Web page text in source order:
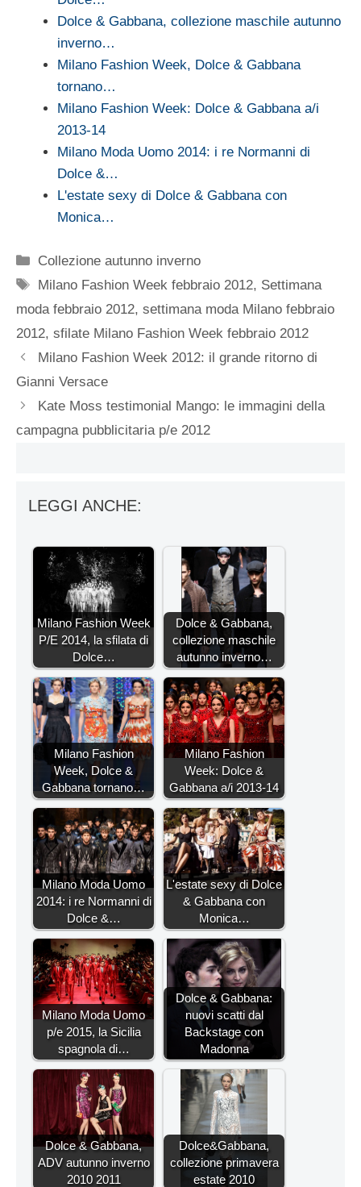
Dolce & Gabbana, collezione maschile autunno
inverno…
Milano Fashion Week, Dolce & Gabbana
tornano…
Milano Fashion Week: Dolce & Gabbana a/i
2013-14
Milano Moda Uomo 2014: i re Normanni di
Dolce &…
L'estate sexy di Dolce & Gabbana con
Monica…
Categorie
Collezione autunno inverno
Tag
Milano Fashion Week febbraio 2012, Settimana
moda febbraio 2012, settimana moda Milano febbraio
2012, sfilate Milano Fashion Week febbraio 2012
Milano Fashion Week 2012: il grande ritorno di
Gianni Versace
Kate Moss testimonial Mango: le immagini della
campagna pubblicitaria p/e 2012
LEGGI ANCHE:
Milano Fashion Week
P/E 2014, la sfilata di
Dolce…
Dolce & Gabbana,
collezione maschile
autunno inverno…
Milano Fashion
Week, Dolce &
Gabbana tornano…
Milano Fashion
Week: Dolce &
Gabbana a/i 2013-14
Milano Moda Uomo
2014: i re Normanni di
Dolce &…
L'estate sexy di Dolce
& Gabbana con
Monica…
Milano Moda Uomo
p/e 2015, la Sicilia
spagnola di…
Dolce & Gabbana:
nuovi scatti dal
Backstage con
Madonna
Dolce & Gabbana,
ADV autunno inverno
2010 2011
Dolce&Gabbana,
collezione primavera
estate 2010